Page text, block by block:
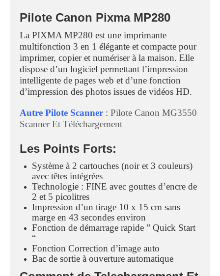
Pilote Canon Pixma MP280
La PIXMA MP280 est une imprimante
multifonction 3 en 1 élégante et compacte pour
imprimer, copier et numériser à la maison. Elle
dispose d’un logiciel permettant l’impression
intelligente de pages web et d’une fonction
d’impression des photos issues de vidéos HD.
Autre Pilote Scanner : Pilote Canon MG3550
Scanner Et Téléchargement
Les Points Forts:
Système à 2 cartouches (noir et 3 couleurs)
avec têtes intégrées
Technologie : FINE avec gouttes d’encre de
2 et 5 picolitres
Impression d’un tirage 10 x 15 cm sans
marge en 43 secondes environ
Fonction de démarrage rapide ” Quick Start
“
Fonction Correction d’image auto
Bac de sortie à ouverture automatique